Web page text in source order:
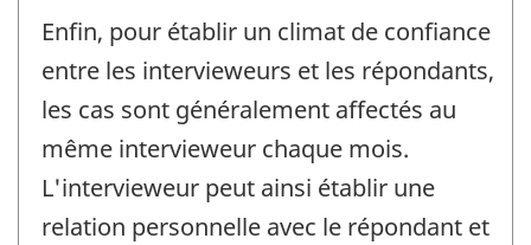
Enfin, pour établir un climat de confiance
entre les intervieweurs et les répondants,
les cas sont généralement affectés au
même intervieweur chaque mois.
L'intervieweur peut ainsi établir une
relation personnelle avec le répondant et